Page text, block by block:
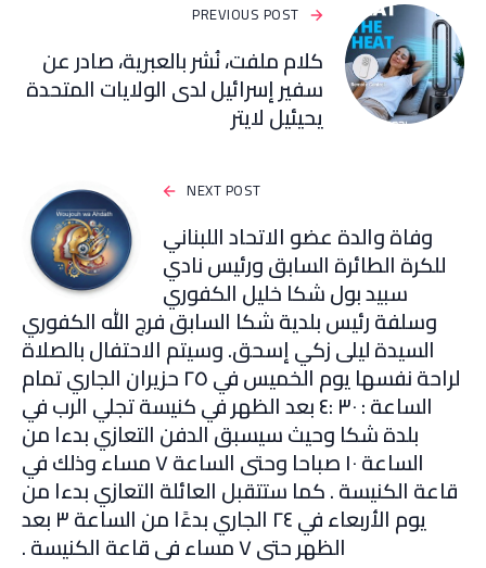
PREVIOUS POST
كلام ملفت، نُشر بالعبرية، صادر عن
سفير إسرائيل لدى الولايات المتحدة
يحيئيل لايتر
NEXT POST
وفاة والدة عضو الاتحاد اللبناني
للكرة الطائرة السابق ورئيس نادي
سبيد بول شكا خليل الكفوري
وسلفة رئيس بلدية شكا السابق فرج الله الكفوري
السيدة ليلى زكي إسحق. وسيتم الاحتفال بالصلاة
لراحة نفسها يوم الخميس في ٢٥ حزيران الجاري تمام
الساعة : ٣٠ :٤ بعد الظهر في كنيسة تجلي الرب في
بلدة شكا وحيث سيسبق الدفن التعازي بدءا من
الساعة ١٠ صباحا وحتى الساعة ٧ مساء وذلك في
قاعة الكنيسة . كما ستتقبل العائلة التعازي بدءا من
يوم الأربعاء في ٢٤ الجاري بدءًا من الساعة ٣ بعد
الظهر حتى ٧ مساء في قاعة الكنيسة .